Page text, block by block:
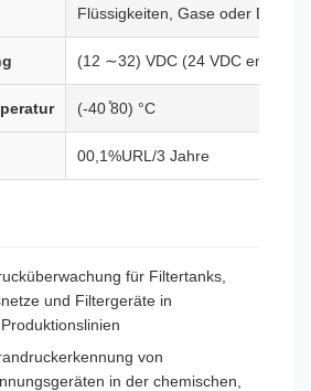
Flüssigkeiten, Gase oder Dampf
(12 ∼32) VDC (24 VDC
(-40 ̊80) °C
00,1%URL/3 Jahre
für Filtertanks,
und Filtergeräte in
von
in der chemischen,